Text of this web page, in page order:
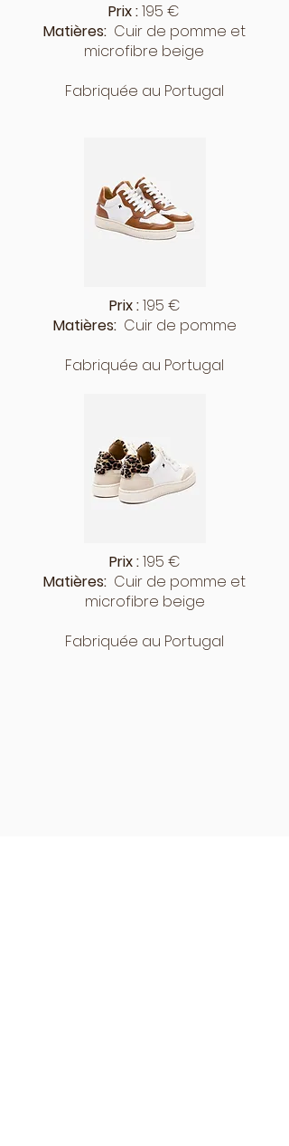
Prix :195 €
Matières: Cuir de pomme et
microfibre beige
Fabriquée au Portugal
Prix :195 €
Matières: Cuir de pomme
Fabriquée au Portugal
Prix :195 €
Matières: Cuir de pomme et
microfibre beige
Fabriquée au Portugal